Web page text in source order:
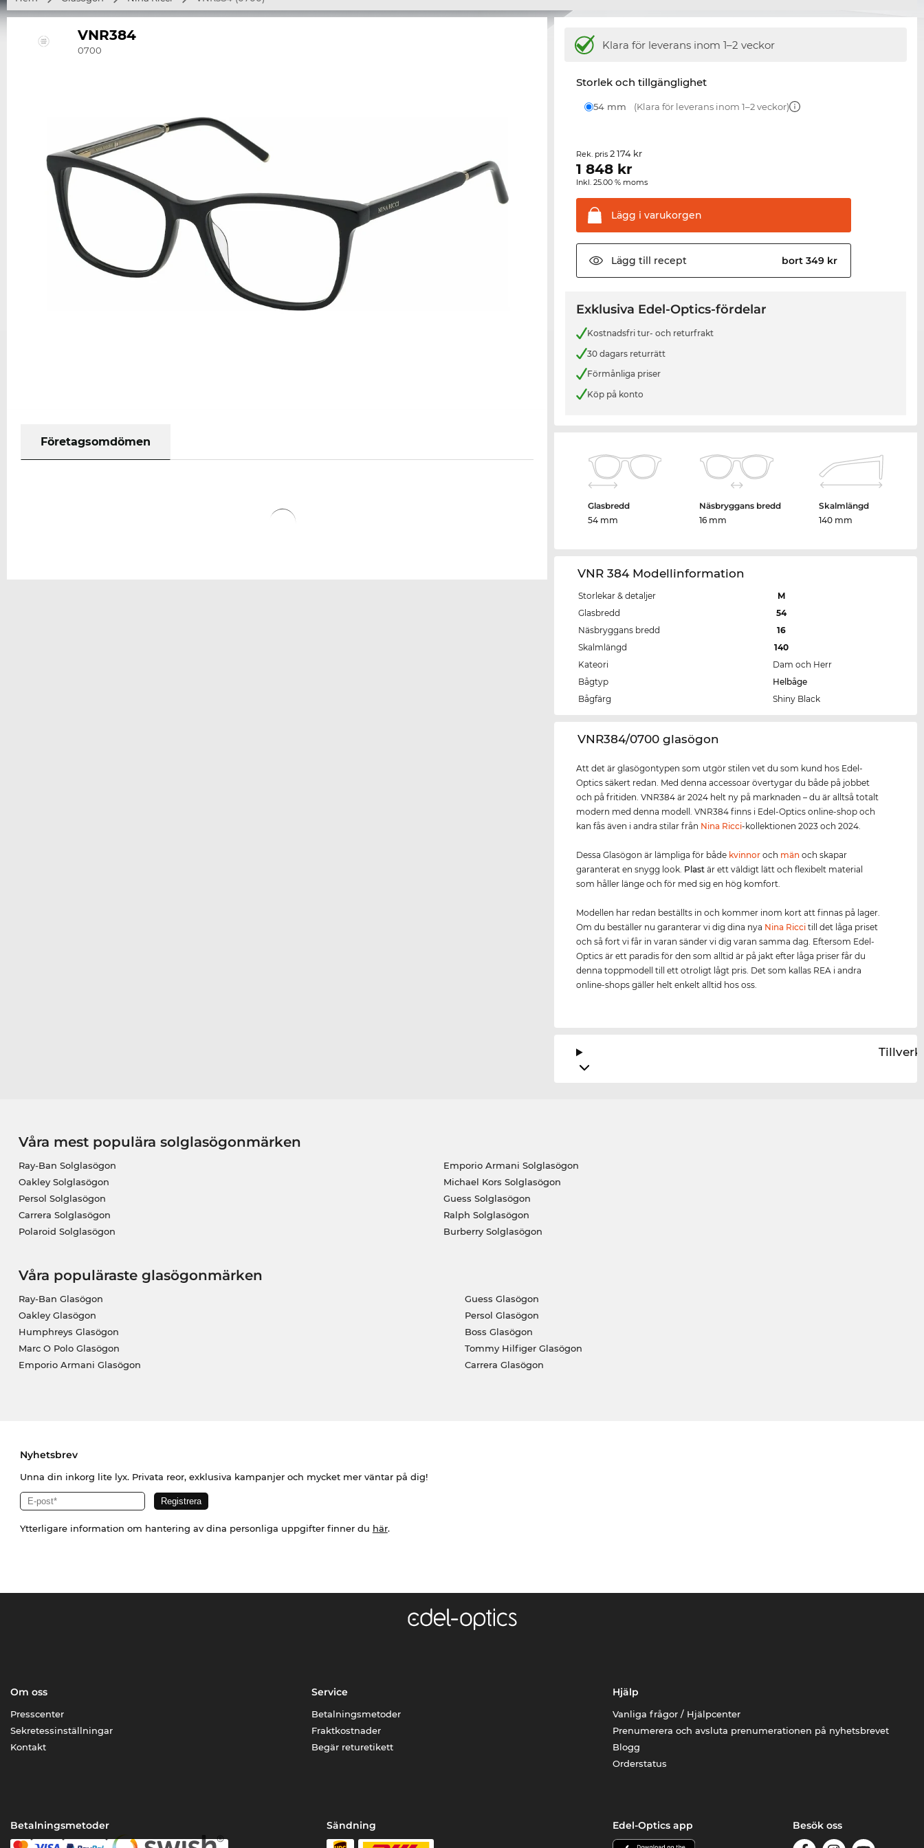
VNR384
0700
Företagsomdömen
Klara för leverans inom 1–2 veckor
Storlek och tillgänglighet
54 mm (Klara för leverans inom 1–2 veckor)
Rek. pris2 174 kr
1 848 kr
Inkl. 25.00 % moms
Lägg i varukorgen
Lägg till recept bort 349 kr
Exklusiva Edel-Optics-fördelar
Kostnadsfri tur- och returfrakt
30 dagars returrätt
Förmånliga priser
Köp på konto
Glasbredd
54 mm
Näsbryggans bredd
16 mm
Skalmlängd
140 mm
VNR 384 Modellinformation
Storlekar & detaljer
M
Glasbredd
54
Näsbryggans bredd
16
Skalmlängd
140
Kateori
Dam och Herr
Bågtyp
Helbåge
Bågfärg
Shiny Black
‌VNR384/0700 glasögon
Att det är glasögontypen som utgör stilen vet du som kund hos Edel-
Optics säkert redan. Med denna accessoar övertygar du både på jobbet
och på fritiden. VNR384 är 2024 helt ny på marknaden – du är alltså totalt
modern med denna modell. VNR384 finns i Edel-Optics online-shop och
kan fås även i andra stilar från Nina Ricci-kollektionen 2023 och 2024.
Dessa Glasögon är lämpliga för både kvinnor och män och skapar
garanterat en snygg look. Plast är ett väldigt lätt och flexibelt material
som håller länge och för med sig en hög komfort.
Modellen har redan beställts in och kommer inom kort att finnas på lager.
Om du beställer nu garanterar vi dig dina nya Nina Ricci till det låga priset
och så fort vi får in varan sänder vi dig varan samma dag. Eftersom Edel-
Optics är ett paradis för den som alltid är på jakt efter låga priser får du
denna toppmodell till ett otroligt lågt pris. Det som kallas REA i andra
online-shops gäller helt enkelt alltid hos oss.
Våra mest populära solglasögonmärken
Ray-Ban Solglasögon
Oakley Solglasögon
Persol Solglasögon
Carrera Solglasögon
Polaroid Solglasögon
Emporio Armani Solglasögon
Michael Kors Solglasögon
Guess Solglasögon
Ralph Solglasögon
Burberry Solglasögon
Våra populäraste glasögonmärken
Ray-Ban Glasögon
Oakley Glasögon
Humphreys Glasögon
Marc O Polo Glasögon
Emporio Armani Glasögon
Guess Glasögon
Persol Glasögon
Boss Glasögon
Tommy Hilfiger Glasögon
Carrera Glasögon
Nyhetsbrev
Unna din inkorg lite lyx. Privata reor, exklusiva kampanjer och mycket mer väntar på dig!
Ytterligare information om hantering av dina personliga uppgifter finner du här.
Om oss
Presscenter
Sekretessinställningar
Kontakt
Service
Betalningsmetoder
Fraktkostnader
Begär returetikett
Hjälp
Vanliga frågor / Hjälpcenter
Prenumerera och avsluta prenumerationen på nyhetsbrevet
Blogg
Orderstatus
Betalningsmetoder Sändning Edel-Optics app Besök oss